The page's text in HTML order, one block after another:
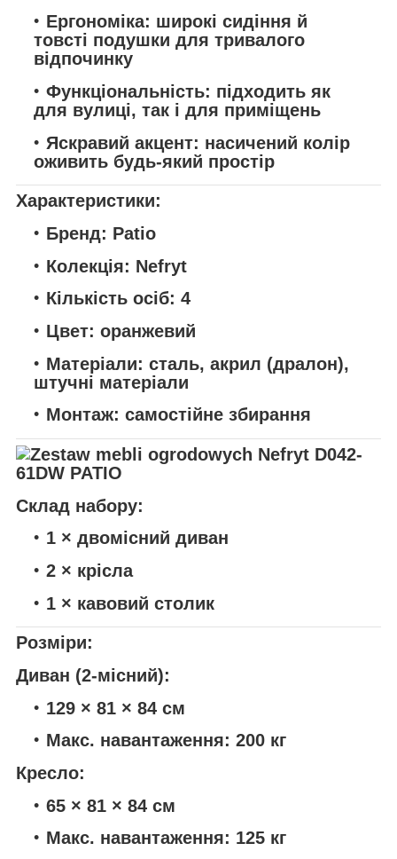
Ергономіка: широкі сидіння й
товсті подушки для тривалого
відпочинку
Функціональність: підходить як
для вулиці, так і для приміщень
Яскравий акцент: насичений колір
оживить будь-який простір
Характеристики:
Бренд: Patio
Колекція: Nefryt
Кількість осіб: 4
Цвет: оранжевий
Матеріали: сталь, акрил (дралон),
штучні матеріали
Монтаж: самостійне збирання
Склад набору:
1 × двомісний диван
2 × крісла
1 × кавовий столик
Розміри:
Диван (2-місний):
129 × 81 × 84 см
Макс. навантаження: 200 кг
Кресло:
65 × 81 × 84 см
Макс. навантаження: 125 кг